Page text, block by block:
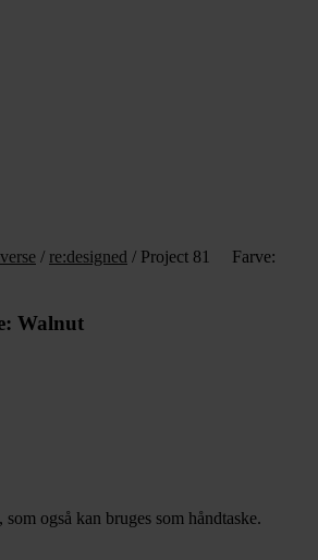
/ re:designed / Project 81 Farve:
Walnut
som også kan bruges som håndtaske.